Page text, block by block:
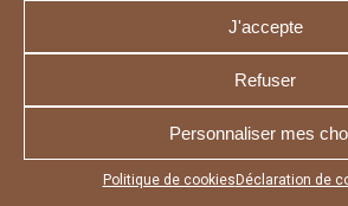
J'accepte
Refuser
Personnaliser mes
Politique de cookies Déclaration de
Appuyez sur le bouton partager en bas de votre